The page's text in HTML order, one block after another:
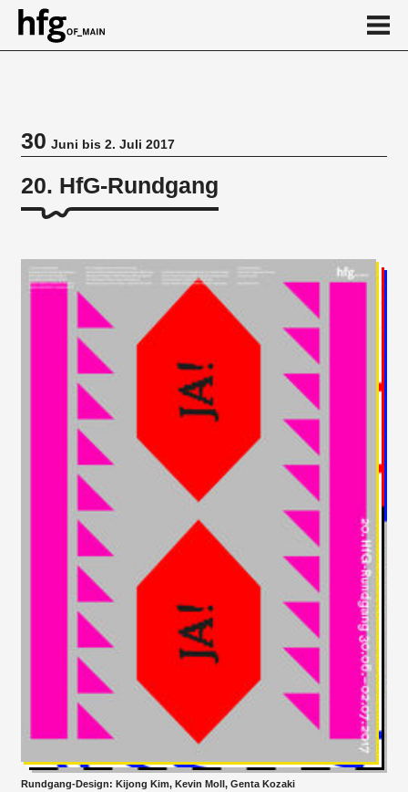
Veranstaltungsorte
30Juni bis 2. Juli 2017
20. HfG-Rundgang
Rundgang-Design: Kijong Kim, Kevin Moll, Genta Kozaki